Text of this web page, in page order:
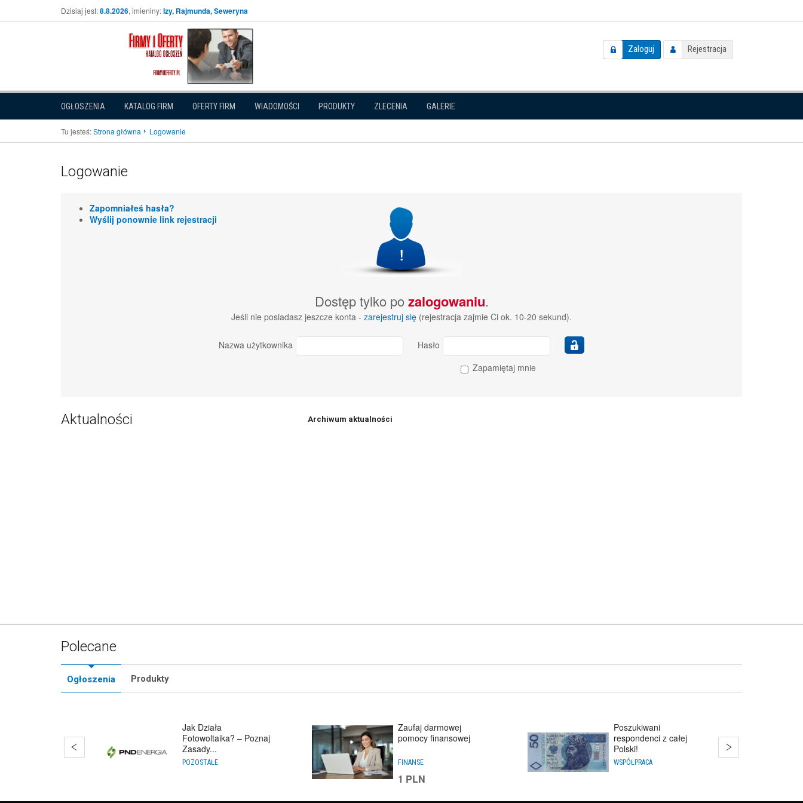
Dzisiaj jest:8.8.2026, imieniny:Izy, Rajmunda, Seweryna
Zaloguj Rejestracja
OGŁOSZENIA KATALOG FIRM OFERTY FIRM WIADOMOŚCI PRODUKTY ZLECENIA GALERIE
Tu jesteś:Strona główna Logowanie
Logowanie
Dostęp tylko pozalogowaniu.
Jeśli nie posiadasz jeszcze konta - zarejestruj się (rejestracja zajmie Ci ok. 10-20 sekund).
Nazwa użytkownika
Hasło
Zapamiętaj mnie
Zapomniałeś hasła?
Wyślij ponownie link rejestracji
Aktualności Archiwum aktualności
Polecane
Ogłoszenia Produkty
Jak Działa
Fotowoltaika? – Poznaj
Zasady...
POZOSTAŁE
Zaufaj darmowej
pomocy finansowej
FINANSE
1 PLN
Poszukiwani
respondenci z całej
Polski!
WSPÓŁPRACA